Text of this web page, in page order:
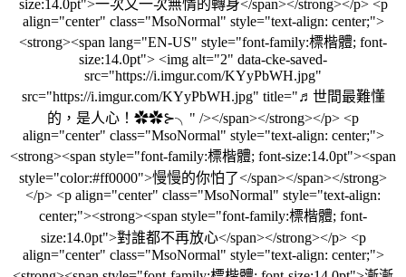
size:14.0pt">一次又一次無情的轉身</span></strong></p> <p
align="center" class="MsoNormal" style="text-align: center;">
<strong><span lang="EN-US" style="font-family:標楷體; font-
size:14.0pt"> <img alt="2" data-cke-saved-
src="https://i.imgur.com/KYyPbWH.jpg"
src="https://i.imgur.com/KYyPbWH.jpg" title="♬世間最難懂
的，是人心！✿✿⊱╮" /></span></strong></p> <p
align="center" class="MsoNormal" style="text-align: center;">
<strong><span style="font-family:標楷體; font-size:14.0pt"><span
style="color:#ff0000">慢慢的你怕了</span></span></strong>
</p> <p align="center" class="MsoNormal" style="text-align:
center;"><strong><span style="font-family:標楷體; font-
size:14.0pt">對誰都不再放心</span></strong></p> <p
align="center" class="MsoNormal" style="text-align: center;">